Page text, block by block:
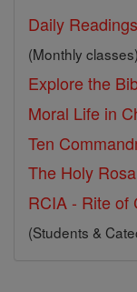
Daily
(Monthly classes)
Explore the
Moral Life in
Ten
The Holy
RCIA - Rite of
(Students &